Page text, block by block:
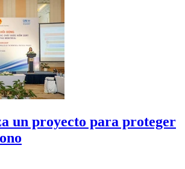
un proyecto para proteger